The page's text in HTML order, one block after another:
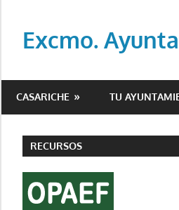
contenido
Excmo.
del
de
Casariche
CASARICHE TU
RECURSOS